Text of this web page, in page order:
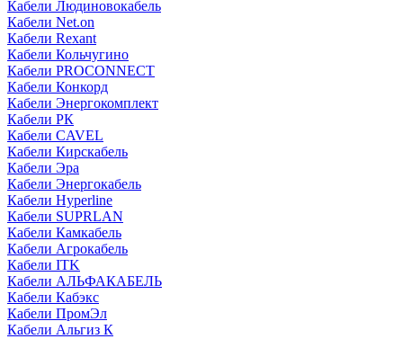
Кабели Людиновокабель
Кабели Net.on
Кабели Rexant
Кабели Кольчугино
Кабели PROCONNECT
Кабели Конкорд
Кабели Энергокомплект
Кабели РК
Кабели CAVEL
Кабели Кирскабель
Кабели Эра
Кабели Энергокабель
Кабели Hyperline
Кабели SUPRLAN
Кабели Камкабель
Кабели Агрокабель
Кабели ITK
Кабели АЛЬФАКАБЕЛЬ
Кабели Кабэкс
Кабели ПромЭл
Кабели Альгиз К